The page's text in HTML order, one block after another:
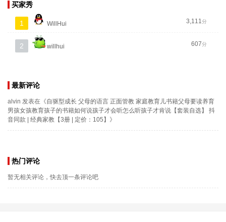
买家秀
1 WillHui 3,111分
2 willhui 607分
最新评论
alvin 发表在《自驱型成长 父母的语言 正面管教 家庭教育儿书籍父母要读养育
男孩女孩教育孩子的书籍如何说孩子才会听怎么听孩子才肯说【套装自选】 抖
音同款 | 经典家教【3册 | 定价：105】 》
热门评论
暂无相关评论，快去顶一条评论吧